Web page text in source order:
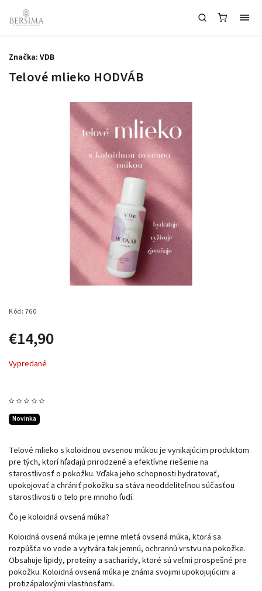
Telové mlieko HODVÁB
Kód: 760
€14,90
Vypredané
Novinka
Telové mlieko s koloidnou ovsenou múkou je vynikajúcim produktom
pre tých, ktorí hľadajú prirodzené a efektívne riešenie na
starostlivosť o pokožku. Vďaka jeho schopnosti hydratovať,
upokojovať a chrániť pokožku sa stáva neoddeliteľnou súčasťou
starostlivosti o telo pre mnoho ľudí.
Čo je koloidná ovsená múka?
Koloidná ovsená múka je jemne mletá ovsená múka, ktorá sa
rozpúšťa vo vode a vytvára tak jemnú, ochrannú vrstvu na pokožke.
Obsahuje lipidy, proteíny a sacharidy, ktoré sú veľmi prospešné pre
pokožku. Koloidná ovsená múka je známa svojimi upokojujúcimi a
protizápalovými vlastnosťami.
Značka: VDB